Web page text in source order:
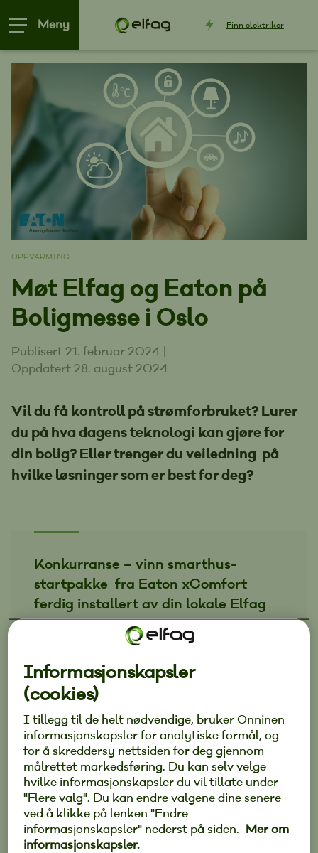
Meny Finn elektriker
OPPVARMING
Møt Elfag og Eaton på
Boligmesse i Oslo
Publisert 21. februar 2024 |
Oppdatert 28. august 2024
Vil du få kontroll på strømforbruket? Lurer
du på hva dagens teknologi kan gjøre for
din bolig? Eller trenger du veiledning på
hvilke løsninger som er best for deg?
Konkurranse – vinn smarthus-
startpakke fra Eaton xComfort
ferdig installert av din lokale Elfag
elektriker!
multifunksjonelle brytere med innebygget
temperatursensor, og en sentral som kan tilknytte
flere produkter i fremtiden.
Grunnpakken du trenger for en smartere hverdag!
Les mer om produktene her.
x1 Bridge
x3 brytere
x3 varmeaktuatorer
x3 universalaktuatorer
Kom innom vår stand (B-13) og delta i
Informasjonskapsler
(cookies)
I tillegg til de helt nødvendige, bruker Onninen
informasjonskapsler for analytiske formål, og
for å skreddersy nettsiden for deg gjennom
målrettet markedsføring. Du kan selv velge
hvilke informasjonskapsler du vil tillate under
"Flere valg". Du kan endre valgene dine senere
ved å klikke på lenken "Endre
informasjonskapsler" nederst på siden. Mer om
informasjonskapsler.